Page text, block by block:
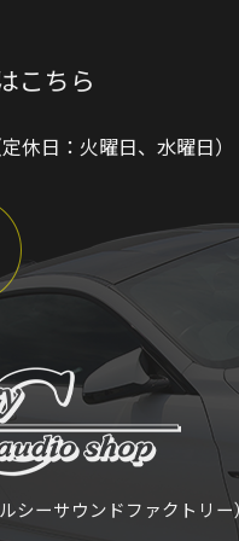
こちら
定休日：火曜日、水曜日）
シーサウンドファクトリー